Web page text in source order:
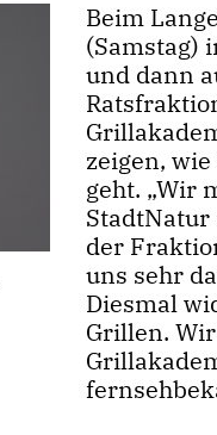
Beim
(Samstag)
und dann
zeigen,
geht. „Wir
der
uns sehr
Diesmal
Grillen.